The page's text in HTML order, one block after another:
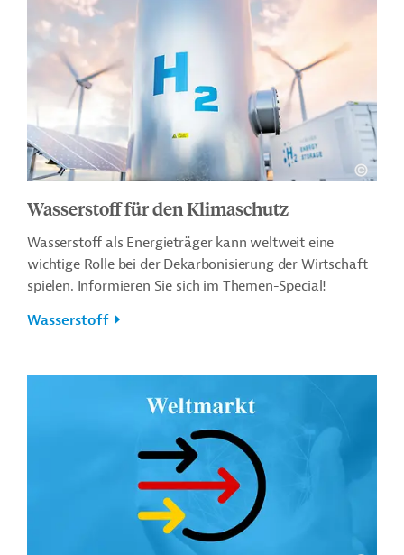
Wasserstoff für den Klimaschutz
Wasserstoff als Energieträger kann weltweit eine
wichtige Rolle bei der Dekarbonisierung der Wirtschaft
spielen. Informieren Sie sich im Themen-Special!
Wasserstoff